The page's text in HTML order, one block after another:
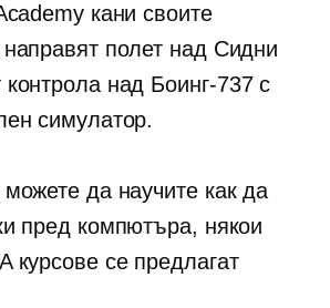
кани своите
направят полет над Сидни
над Боинг-737с
симулатор.
да научите как да
пред компютъра, някои
курсове се предлагат